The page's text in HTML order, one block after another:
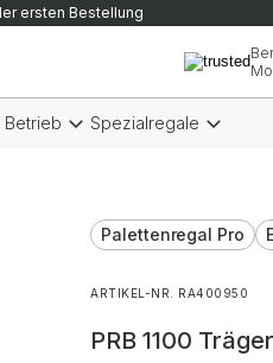
ersten Bestellung
Betrieb Spezialregale
Palettenregal Pro
ARTIKEL-NR. RA400950
PRB 1100